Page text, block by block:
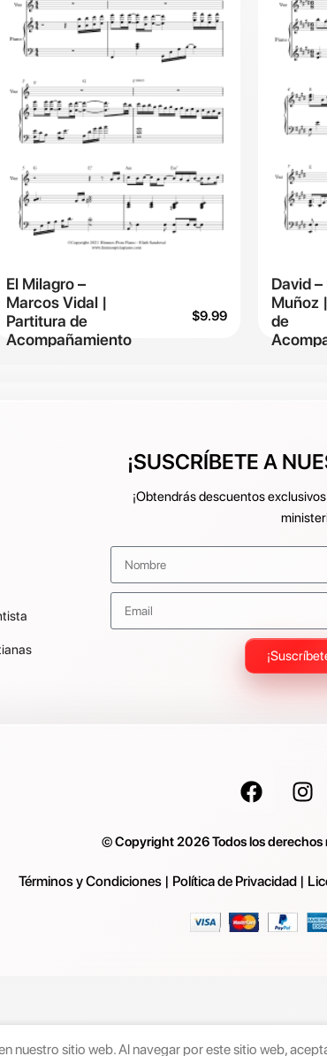
El Milagro –
Marcos Vidal |
Partitura de
Acompañamiento
$9.99
David
Muñoz
de
¡SUSCRÍBETE A
¡Obtendrás descuentos
© Copyright 2026 Todos los derechos
Términos y Condiciones| Política de Privacidad|
nuestro sitio web. Al navegar por este sitio web,